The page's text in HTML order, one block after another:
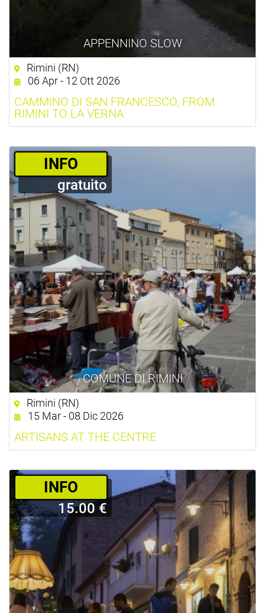
APPENNINO SLOW
Rimini (RN)
06 Apr - 12 Ott 2026
CAMMINO DI SAN FRANCESCO, FROM
RIMINI TO LA VERNA
COMUNE DI RIMINI
­INFO
gratuito
Rimini (RN)
15 Mar - 08 Dic 2026
ARTISANS AT THE CENTRE
­INFO
15.00 €